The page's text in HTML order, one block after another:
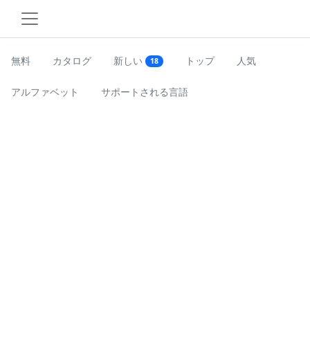
無料 カタログ 新しい 18 トップ 人気
アルファベット サポートされる言語